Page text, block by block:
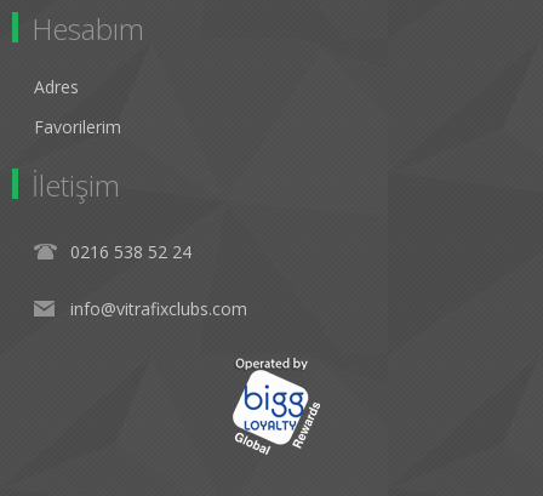
Hesabım
Adres
Favorilerim
İletişim
0216 538 52 24
info@vitrafixclubs.com